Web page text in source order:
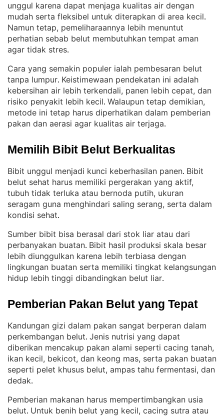
unggul karena dapat menjaga kualitas air dengan
mudah serta fleksibel untuk diterapkan di area kecil
Namun tetap, pemeliharaannya lebih menuntut
perhatian sebab belut membutuhkan tempat aman
agar tidak stres.
Cara yang semakin populer ialah pembesaran belut
tanpa lumpur. Keistimewaan pendekatan ini adalah
kebersihan air lebih terkendali, panen lebih cepat, dan
risiko penyakit lebih kecil. Walaupun tetap demikian,
metode ini tetap harus diperhatikan dalam pemberian
pakan dan aerasi agar kualitas air terjaga.
Memilih Bibit Belut Berkualitas
Bibit unggul menjadi kunci keberhasilan panen. Bibit
belut sehat harus memiliki pergerakan yang aktif,
tubuh tidak terluka atau bernoda putih, ukuran
seragam guna menghindari saling serang, serta dalam
kondisi sehat.
Sumber bibit bisa berasal dari stok liar atau dari
perbanyakan buatan. Bibit hasil produksi skala besar
lebih diunggulkan karena lebih terbiasa dengan
lingkungan buatan serta memiliki tingkat kelangsungan
hidup lebih tinggi dibandingkan belut liar.
Pemberian Pakan Belut yang Tepat
Kandungan gizi dalam pakan sangat berperan dalam
perkembangan belut. Jenis nutrisi yang dapat
diberikan mencakup pakan alami seperti cacing tanah,
ikan kecil, bekicot, dan keong mas, serta pakan buatan
seperti pelet khusus belut, ampas tahu fermentasi, dan
dedak.
Pemberian makanan harus mempertimbangkan usia
belut. Untuk benih belut yang kecil, cacing sutra atau